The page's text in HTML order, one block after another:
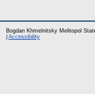
Bogdan Khmelnitsky Melitopol
Accessibility